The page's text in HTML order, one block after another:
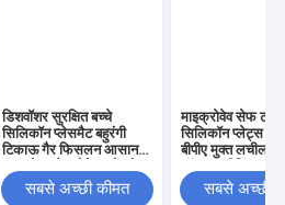
डिशवॉशर सुरक्षित बच्चे
सिलिकॉन प्लेसमैट बहुरंगी
टिकाऊ गैर फिसलन आसान
पूर्वस्कूली बच्चों के लिए
सबसे अच्छी कीमत
माइक्रोवेव सेफ
सिलिकॉन प्लेट्स
बीपीए मुक्त लचीला
के लिए एकदम सही
सबसे अच्छी